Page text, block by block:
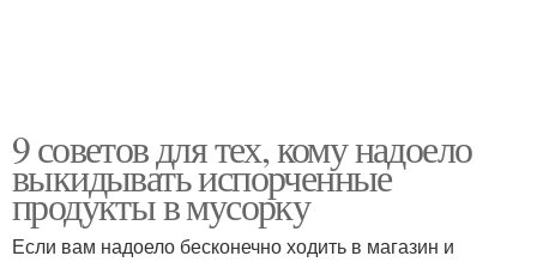
9 советов для тех, кому надоело
выкидывать испорченные
продукты в мусорку
Если вам надоело бесконечно ходить в магазин и